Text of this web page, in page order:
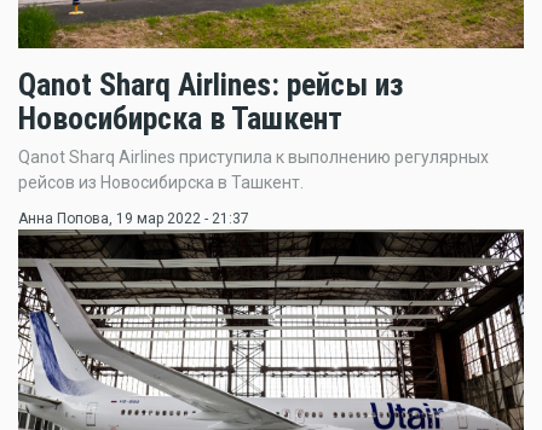
Qanot Sharq Airlines: рейсы из
Новосибирска в Ташкент
Qanot Sharq Airlines приступила к выполнению регулярных
рейсов из Новосибирска в Ташкент.
Анна Попова, 19 мар 2022 - 21:37